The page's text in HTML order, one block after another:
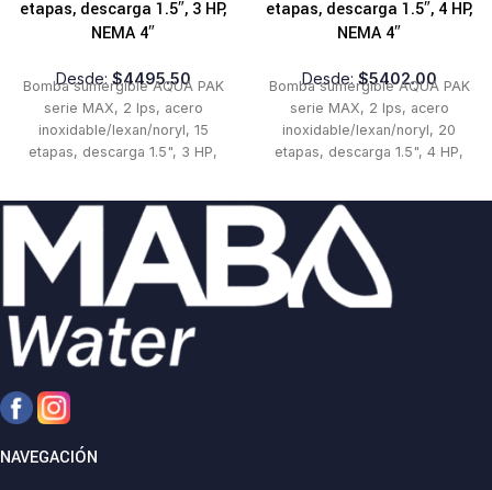
etapas, descarga 1.5″, 3 HP,
NEMA 4″
Desde: $4495.50
Bomba sumergible AQUA PAK
serie MAX, 2 lps, acero
inoxidable/lexan/noryl, 15
etapas, descarga 1.5", 3 HP,
Noryl y difusores en Lexan,
gracias a las propiedades de
estos materiales obtenemos un
equipo de gran durabilidad y
calidad.
etapas, descarga 1.5″, 4 HP,
NEMA 4″
Desde: $5402.00
Bomba sumergible AQUA PAK
serie MAX, 2 lps, acero
inoxidable/lexan/noryl, 20
etapas, descarga 1.5", 4 HP,
Noryl y difusores en Lexan,
gracias a las propiedades de
estos materiales obtenemos un
equipo de gran durabilidad y
calidad.
NAVEGACIÓN